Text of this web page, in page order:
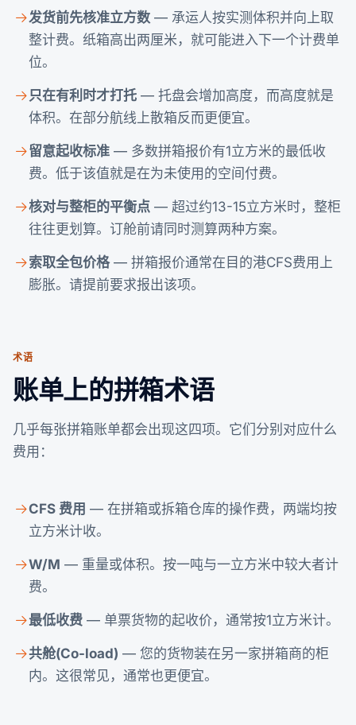
发货前先核准立方数 — 承运人按实测体积并向上取
整计费。纸箱高出两厘米，就可能进入下一个计费单
位。
只在有利时才打托 — 托盘会增加高度，而高度就是
体积。在部分航线上散箱反而更便宜。
留意起收标准 — 多数拼箱报价有1立方米的最低收
费。低于该值就是在为未使用的空间付费。
核对与整柜的平衡点 — 超过约13-15立方米时，整柜
往往更划算。订舱前请同时测算两种方案。
索取全包价格— 拼箱报价通常在目的港CFS费用上
膨胀。请提前要求报出该项。
术语
账单上的拼箱术语
几乎每张拼箱账单都会出现这四项。它们分别对应什么
费用：
CFS 费用 — 在拼箱或拆箱仓库的操作费，两端均按
立方米计收。
W/M — 重量或体积。按一吨与一立方米中较大者计
费。
最低收费 — 单票货物的起收价，通常按1立方米计。
共舱(Co-load) — 您的货物装在另一家拼箱商的柜
内。这很常见，通常也更便宜。